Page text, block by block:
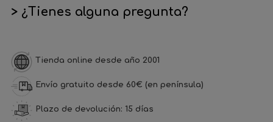
> ¿Tienes alguna pregunta?
Tienda online desde año 2001
Envío gratuito desde 60€ (en península)
Plazo de devolución: 15 días